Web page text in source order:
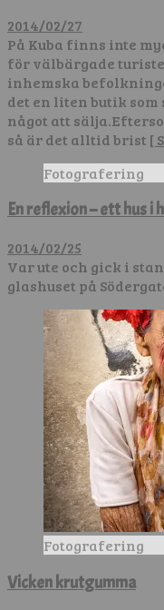
2014/02/27
På Kuba finns inte
för välbärgade
inhemska
det en liten butik
något att
så är det alltid brist [
Fotografering
En reflexion – ett hus i
2014/02/25
Var ute och gick i
glashuset på
Fotografering
Vicken krutgumma